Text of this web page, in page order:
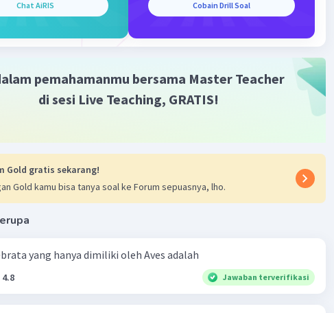
Chat AiRIS Cobain Drill Soal
pemahamanmu bersama Master Teacher
di sesi Live Teaching, GRATIS!
Gold gratis sekarang!
Gold kamu bisa tanya soal ke Forum sepuasnya, lho.
yang hanya dimiliki oleh Aves adalah
4.8 Jawaban terverifikasi